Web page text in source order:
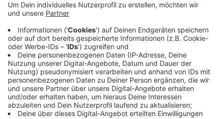
Glaubens jetzt hier in der Stadt beerdigt werden -
gewohnt haben, teilweise sogar ihr ganzes Leben
lang. Der Friedhof in Heckinghausen soll nur den
Anfang machen. In Varresbeck ist der große
muslimische Friedhof in der Planung, allerdings ist
noch nicht klar, wann er eröffnet wird.
Veröffentlicht:Donnerstag, 31.08.2023 17:42